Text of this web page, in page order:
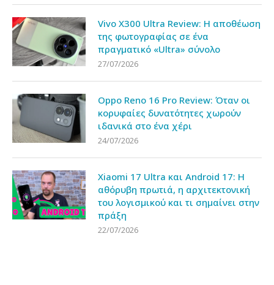
Vivo X300 Ultra Review: Η αποθέωση
της φωτογραφίας σε ένα
πραγματικό «Ultra» σύνολο
27/07/2026
Oppo Reno 16 Pro Review: Όταν οι
κορυφαίες δυνατότητες χωρούν
ιδανικά στο ένα χέρι
24/07/2026
Xiaomi 17 Ultra και Android 17: Η
αθόρυβη πρωτιά, η αρχιτεκτονική
του λογισμικού και τι σημαίνει στην
πράξη
22/07/2026